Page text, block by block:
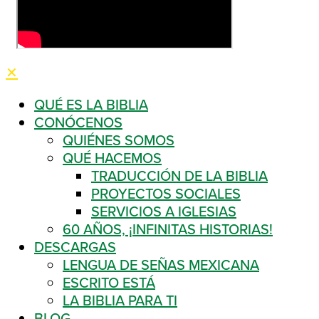
✕
QUÉ ES LA BIBLIA
CONÓCENOS
QUIÉNES SOMOS
QUÉ HACEMOS
TRADUCCIÓN DE LA BIBLIA
PROYECTOS SOCIALES
SERVICIOS A IGLESIAS
60 AÑOS, ¡INFINITAS HISTORIAS!
DESCARGAS
LENGUA DE SEÑAS MEXICANA
ESCRITO ESTÁ
LA BIBLIA PARA TI